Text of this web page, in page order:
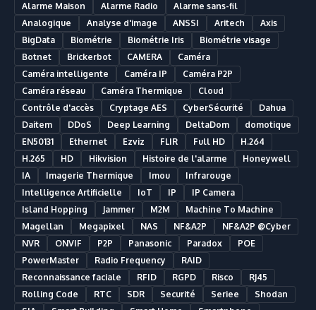
Alarme Maison
Alarme Radio
Alarme sans-fil
Analogique
Analyse d'image ANSSI Aritech
Axis
BigData
Biométrie Biométrie Iris
Biométrie visage
Botnet
Brickerbot CAMERA
Caméra
Caméra intelligente
Caméra IP
Caméra P2P
Caméra réseau
Caméra Thermique
Cloud
Contrôle d'accès
Cryptage AES CyberSécurité
Dahua
Daitem
DDoS Deep Learning DeltaDom
domotique
EN50131
Ethernet Ezviz FLIR Full HD
H.264
H.265
HD Hikvision Histoire de l'alarme
Honeywell
IA
Imagerie Thermique Imou
Infrarouge
Intelligence Artificielle
IoT IP
IP Camera
Island Hopping
Jammer M2M
Machine To Machine
Magellan
Megapixel NAS NF&A2P
NF&A2P @Cyber
NVR
ONVIF P2P Panasonic Paradox
POE
PowerMaster
Radio Frequency
RAID
Reconnaissance faciale
RFID RGPD Risco
RJ45
Rolling Code
RTC SDR Securité Seriee
Shodan